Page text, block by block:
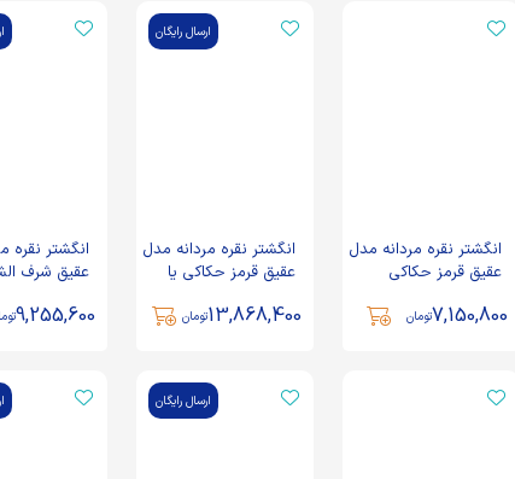
انگشتر نقره مردانه مدل
عقیق قرمز حکاکی
81731
7,150,800تومان
ارسال رایگان
انگشتر نقره مردانه مدل
عقیق قرمز حکاکی یا
13,868,400تومان
انگشتر نقره
عقیق شرف
حسین کد 100490
9,255,600
ارسال رایگان